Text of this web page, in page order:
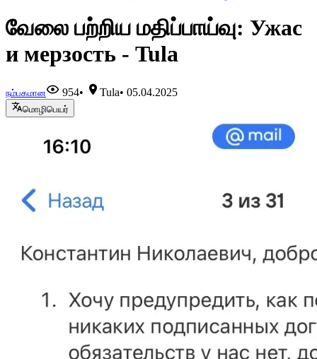
வேலை பற்றிய மதிப்பாய்வு: Ужас
и мерзость - Tula
நம்பகமான 954• Tula•05.04.2025
மொழிபெயர்